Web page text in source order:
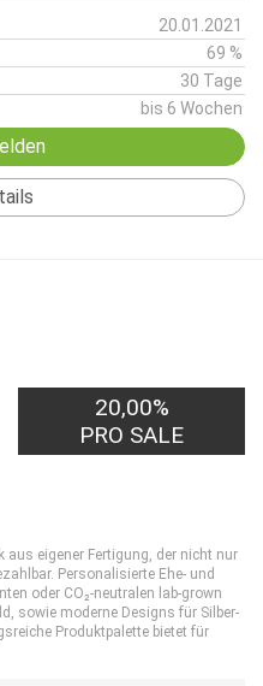
20.01.2021
69 %
30 Tage
bis 6 Wochen
20,00%
PRO SALE
eigener Fertigung, der nicht nur
Personalisierte Ehe- und
oder CO₂-neutralen lab-grown
sowie moderne Designs für Silber-
Produktpalette bietet für